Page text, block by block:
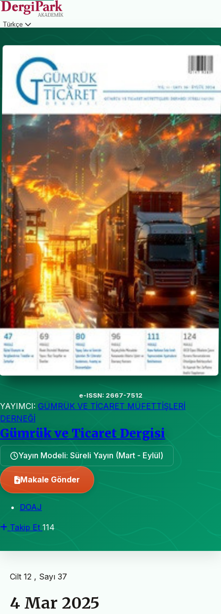
Türkçe
e-ISSN: 2667-7512
YAYIMCI: GÜMRÜK VE TİCARET MÜFETTİŞLERİ
DERNEĞİ
Gümrük ve Ticaret Dergisi
Yayın Modeli: Süreli Yayın (Mart - Eylül)
Makale Gönder
DOAJ
Takip Et 114
Cilt 12 , Sayı 37
4 Mar 2025